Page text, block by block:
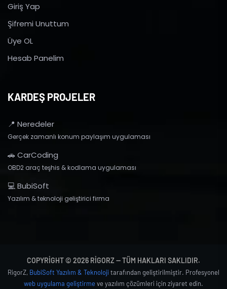
Giriş Yap
Şifremi Unuttum
Üye OL
Hesab Panelim
KARDEŞ PROJELER
📍 Neredeler
Gerçek zamanlı konum paylaşım uygulaması
🚗 CarCoding
OBD2 araç teşhis & kodlama uygulaması
💻 BubiSoft
Yazılım & teknoloji geliştirici firma
COPYRIGHT © 2026 RIGORZ — TÜM HAKLARI SAKLIDIR.
RigorZ, BubiSoft Yazılım & Teknoloji tarafından geliştirilmiştir. Profesyonel
web uygulama geliştirmeve yazılım çözümleri için ziyaret edin.